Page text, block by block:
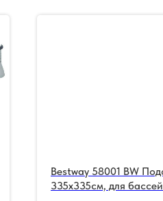
Bestway 58001 BW
335х335см, для